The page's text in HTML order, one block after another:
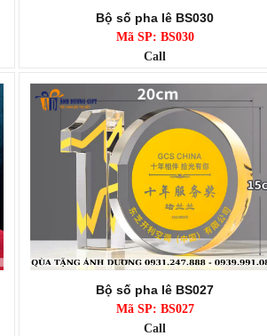
Bộ số pha lê BS030
Mã SP: BS030
Call
Bộ số pha lê BS027
Mã SP: BS027
Call